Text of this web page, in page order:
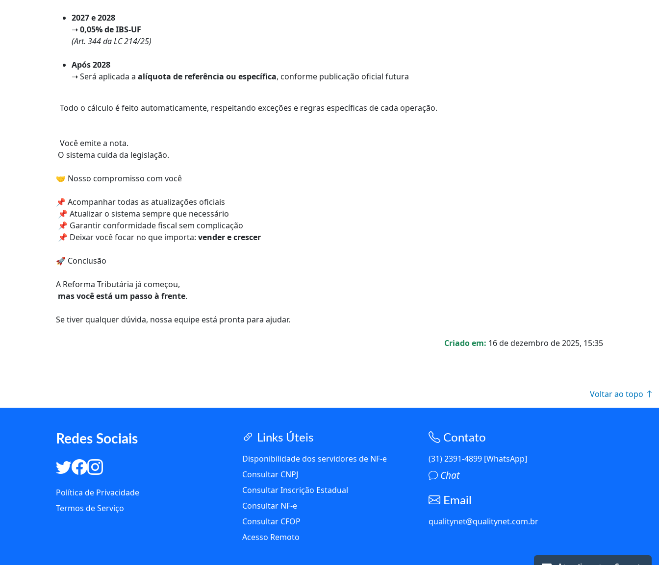
2027 e 2028
➝0,05% de IBS-UF
(Art. 344 da LC 214/25)
Após 2028
➝ Será aplicada a alíquota de referência ou específica, conforme publicação oficial futura
Todo o cálculo é feito automaticamente, respeitando exceções e regras específicas de cada operação.
Você emite a nota.
O sistema cuida da legislação.
🤝 Nosso compromisso com você
📌 Acompanhar todas as atualizações oficiais
📌 Atualizar o sistema sempre que necessário
📌 Garantir conformidade fiscal sem complicação
📌 Deixar você focar no que importa: vender e crescer
🚀 Conclusão
A Reforma Tributária já começou,
mas você está um passo à frente.
Se tiver qualquer dúvida, nossa equipe está pronta para ajudar.
Criado em: 16 de dezembro de 2025, 15:35
Voltar ao topo
Redes Sociais
Política de Privacidade
Termos de Serviço
Links Úteis
Disponibilidade dos servidores de NF-e
Consultar CNPJ
Consultar Inscrição Estadual
Consultar NF-e
Consultar CFOP
Acesso Remoto
Contato
(31) 2391-4899 [WhatsApp]
Chat
Email
qualitynet@qualitynet.com.br